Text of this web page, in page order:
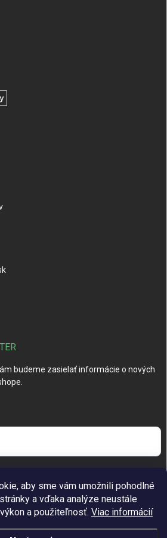
aby sme vám umožnili pohodlné
a vďaka analýze neustále
a použiteľnosť. Viac informácií
budeme zasielať informácie o nových